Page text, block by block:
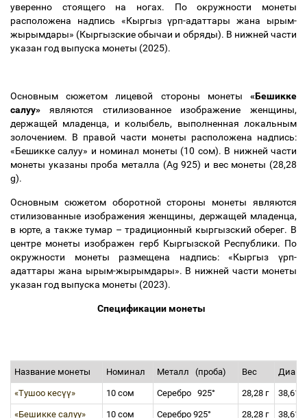
уверенно стоящего на ногах. По окружности монеты
расположена надпись «Кыргызүрп-адаттары жана ырым-
жырымдары» (Кыргызские обычаи и обряды). В нижней части
указан год выпуска монеты (2025).
Основным сюжетом лицевой стороны монеты «Бешикке
салуу»являются стилизованное изображение женщины,
держащей младенца, и колыбель, выполненная локальным
золочением. В правой части монеты расположена надпись:
«Бешикке салуу» и номинал монеты (10 сом). В нижней части
монеты указаны проба металла (Ag 925) и вес монеты (28,28
g).
Основным сюжетом оборотной стороны монеты являются
стилизованные изображения женщины, держащей младенца,
в юрте, а также тумар – традиционный кыргызский оберег. В
центре монеты изображен герб Кыргызской Республики. По
окружности монеты размещена надпись: «Кыргыз үрп-
адаттары жана ырым-жырымдары». В нижней части монеты
указан год выпуска монеты (2023).
Спецификации монеты
Название монеты Номинал Металл (проба) Вес
«Тушоо кесүү» 10 сом Серебро 925° 28,28 г 38,61
«Бешикке салуу» 10 сом Серебро 925° 28,28 г 38,61